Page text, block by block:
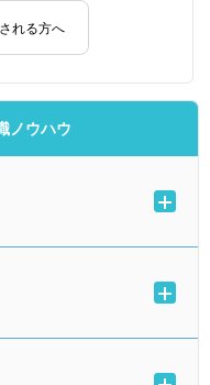
れる方へ
ノウハウ